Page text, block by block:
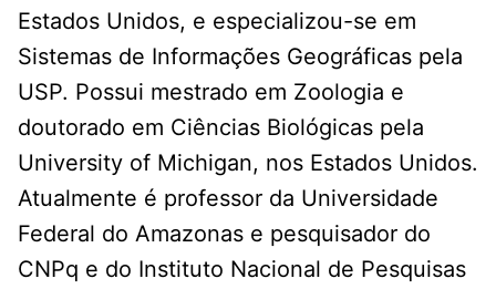
Estados Unidos, e especializou-se em
Sistemas de Informações Geográficas pela
USP. Possui mestrado em Zoologia e
doutorado em Ciências Biológicas pela
University of Michigan, nos Estados Unidos.
Atualmente é professor da Universidade
Federal do Amazonas e pesquisador do
CNPq e do Instituto Nacional de Pesquisas